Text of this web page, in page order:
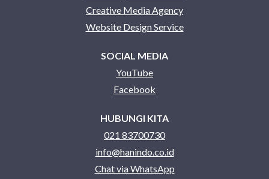
Creative Media Agency
Website Design Service
SOCIAL MEDIA
YouTube
Facebook
HUBUNGI KITA
021 83700730
info@hanindo.co.id
Chat via WhatsApp